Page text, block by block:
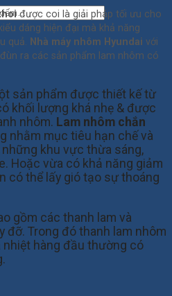
được coi là giải pháp tối ưu cho
dáng hiện đại mà khả năng
quả. Nhà máy nhôm Hyundai với
ra các sản phẩm lam nhôm có
sản phẩm được thiết kế từ
khối lượng khá nhẹ & được
nhôm. Lam nhôm chắn
nhằm mục tiêu hạn chế và
khu vực thừa sáng,
Hoặc vừa có khả năng giảm
có thể lấy gió tạo sự thoáng
gồm các thanh lam và
đỡ. Trong đó thanh lam nhôm
hàng đầu thường có